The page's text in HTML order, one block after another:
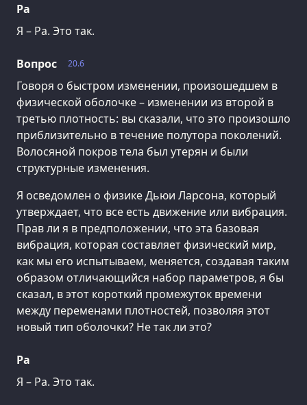
Ра
Я – Ра. Это так.
20.6
Вопрос
Говоря о быстром изменении, произошедшем в
физической оболочке – изменении из второй в
третью плотность: вы сказали, что это произошло
приблизительно в течение полутора поколений.
Волосяной покров тела был утерян и были
структурные изменения.
Я осведомлен о физике Дьюи Ларсона, который
утверждает, что все есть движение или вибрация.
Прав ли я в предположении, что эта базовая
вибрация, которая составляет физический мир,
как мы его испытываем, меняется, создавая таким
образом отличающийся набор параметров, я бы
сказал, в этот короткий промежуток времени
между переменами плотностей, позволяя этот
новый тип оболочки? Не так ли это?
Ра
Я – Ра. Это так.